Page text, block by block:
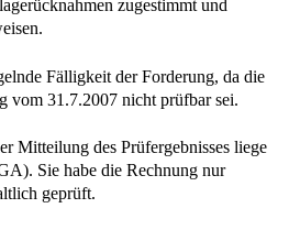
zugestimmt und
Fälligkeit der Forderung, da die
vom 31.7.2007 nicht prüfbar sei.
Mitteilung des Prüfergebnisses liege
Sie habe die Rechnung nur
geprüft.